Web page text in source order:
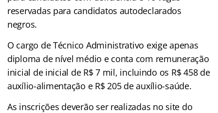
reservadas para candidatos autodeclarados
negros.
O cargo de Técnico Administrativo exige apenas
diploma de nível médio e conta com remuneração
inicial de inicial de R$ 7 mil, incluindo os R$ 458 de
auxílio-alimentação e R$ 205 de auxílio-saúde.
As inscrições deverão ser realizadas no site do